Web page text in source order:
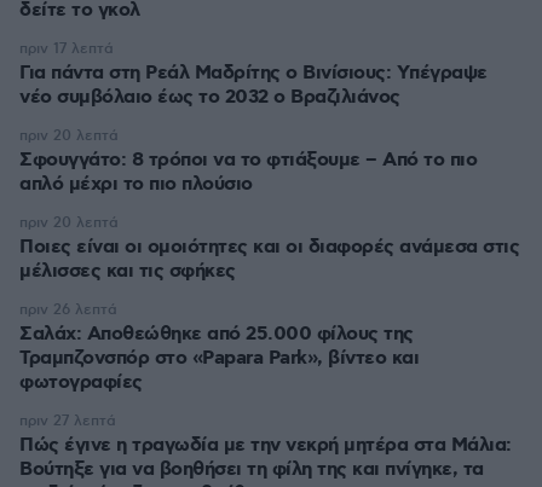
Για πάντα στη Ρεάλ Μαδρίτης ο Βινίσιους: Yπέγραψε
νέο συμβόλαιο έως το 2032 ο Βραζιλιάνος
πριν 17 λεπτά
Σφουγγάτο: 8 τρόποι να το φτιάξουμε – Από το πιο
απλό μέχρι το πιο πλούσιο
πριν 20 λεπτά
Ποιες είναι οι ομοιότητες και οι διαφορές ανάμεσα στις
μέλισσες και τις σφήκες
πριν 20 λεπτά
Σαλάχ: Αποθεώθηκε από 25.000 φίλους της
Τραμπζονσπόρ στο «Papara Park», βίντεο και
φωτογραφίες
πριν 26 λεπτά
Πώς έγινε η τραγωδία με την νεκρή μητέρα στα Μάλια:
Βούτηξε για να βοηθήσει τη φίλη της και πνίγηκε, τα
πριν 27 λεπτά